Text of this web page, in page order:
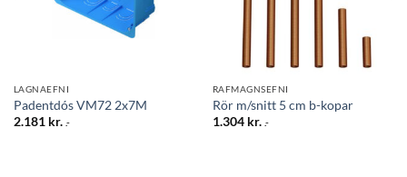
LAGNAEFNI
Padentdós VM72 2x7M
2.181 kr. .-
RAFMAGNSEFNI
Rör m/snitt 5 cm b-kopar
1.304 kr. .-